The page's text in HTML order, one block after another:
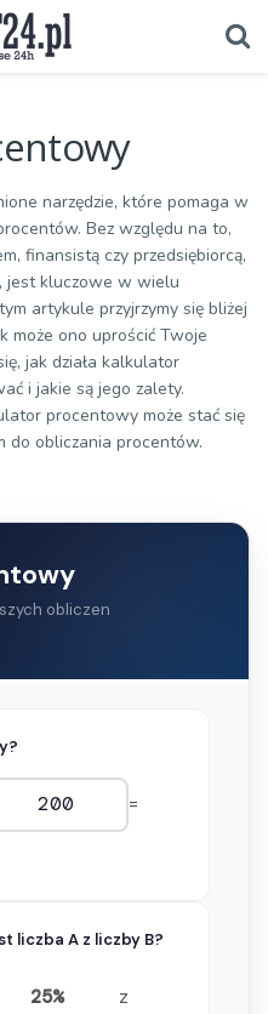
narzędzie, które pomaga w
Bez względu na to,
finansistą czy przedsiębiorcą,
jest kluczowe w wielu
artykule przyjrzymy się bliżej
może ono uprościć Twoje
jak działa kalkulator
i jakie są jego zalety.
procentowy może stać się
do obliczania procentów.
obliczen
=
liczba A z liczby B?
25% z